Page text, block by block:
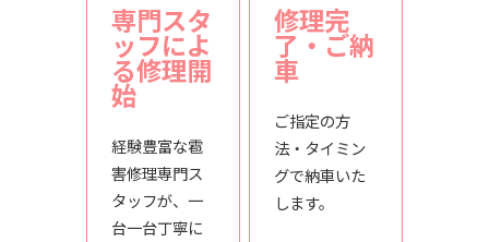
専門スタ
ッフによ
る修理開
始
経験豊富な雹
害修理専門ス
タッフが、一
台一台丁寧に
修理完
了・ご納
車
ご指定の方
法・タイミン
グで納車いた
します。